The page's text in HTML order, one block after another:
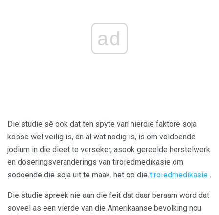
ad
Die studie sê ook dat ten spyte van hierdie faktore soja
kosse wel veilig is, en al wat nodig is, is om voldoende
jodium in die dieet te verseker, asook gereelde herstelwerk
en doseringsveranderings van tiroïedmedikasie om
sodoende die soja uit te maak. het op die tiroïedmedikasie .
Die studie spreek nie aan die feit dat daar beraam word dat
soveel as een vierde van die Amerikaanse bevolking nou